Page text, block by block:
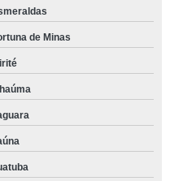
de Minas